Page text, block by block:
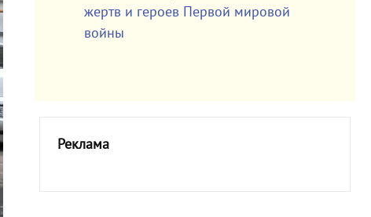
жертв и героев Первой мировой
войны
Реклама